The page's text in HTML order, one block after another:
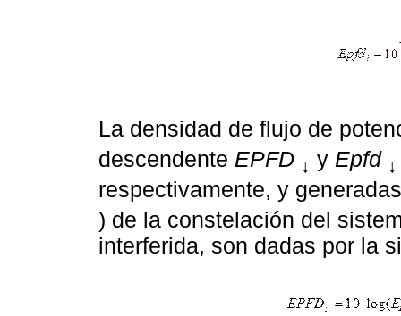
La densidad de flujo de
descendente EPFD ↓ y Epfd ↓
respectivamente, y
) de la constelación del
interferida, son dadas por la